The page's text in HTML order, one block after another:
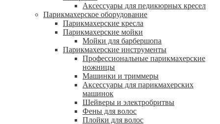
Аксессуары для педикюрных кресел
Парикмахерское оборудование
Парикмахерские кресла
Парикмахерские мойки
Мойки для барбершопа
Парикмахерские инструменты
Профессиональные парикмахерские
ножницы
Машинки и триммеры
Аксессуары для парикмахерских
машинок
Шейверы и электробритвы
Фены для волос
Плойки для волос